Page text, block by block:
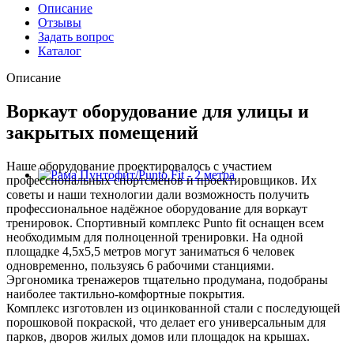
Описание
Отзывы
Задать вопрос
Каталог
Описание
Воркаут оборудование для улицы и
закрытых помещений
Наше оборудование проектировалось с участием
профессиональных спортсменов и проектировщиков. Их
советы и наши технологии дали возможность получить
профессиональное надёжное оборудование для воркаут
тренировок. Спортивный комплекс Punto fit оснащен всем
необходимым для полноценной тренировки. На одной
площадке 4,5х5,5 метров могут заниматься 6 человек
одновременно, пользуясь 6 рабочими станциями.
Эргономика тренажеров тщательно продумана, подобраны
наиболее тактильно-комфортные покрытия.
Комплекс изготовлен из оцинкованной стали с последующей
порошковой покраской, что делает его универсальным для
парков, дворов жилых домов или площадок на крышах.